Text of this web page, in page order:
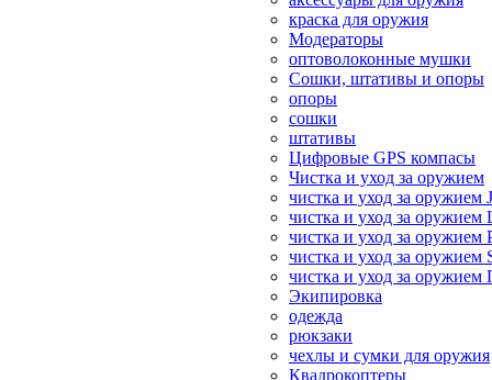
краска для оружия
Модераторы
оптоволоконные мушки
Сошки, штативы и опоры
опоры
сошки
штативы
Цифровые GPS компасы
Чистка и уход за оружием
чистка и уход за оружием
чистка и уход за оружием
чистка и уход за оружием
чистка и уход за оружием
чистка и уход за
Экипировка
одежда
рюкзаки
чехлы и сумки для оружия
Квадрокоптеры